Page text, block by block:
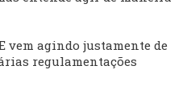
vem agindo justamente de
regulamentações